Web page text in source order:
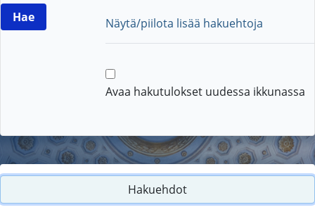
Näytä/piilota lisää hakuehtoja
Avaa hakutulokset uudessa ikkunassa
Hakuehdot